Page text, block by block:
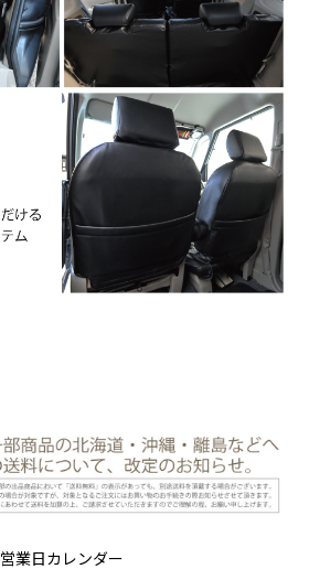
営業日カレンダー